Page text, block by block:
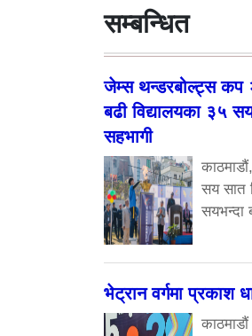
सम्बन्धित
जेम्स थन्डरबोल्ट्स
बढी विद्यालयका ३५
सहभागी
सय सात
सयभन्दा
भेट्रान वर्गमा प्रकाश